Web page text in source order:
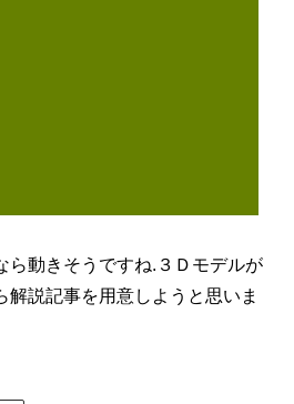
ら動きそうですね.３Ｄモデルが
解説記事を用意しようと思いま